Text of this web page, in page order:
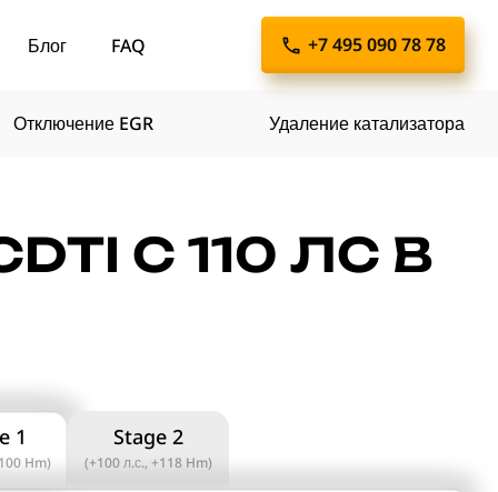
Блог FAQ +7 495 090 78 78
Отключение EGR Удаление катализатора
C 110 ЛС В
1
Hm)
Stage 2
(+100 л.с., +118 Hm)